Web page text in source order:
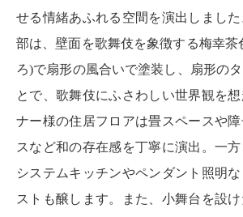
せる情緒あふれる空間を演出しまし
部は、壁面を歌舞伎を象徴する梅幸茶
ろ)で扇形の風合いで塗装し、扇形の
とで、歌舞伎にふさわしい世界観を
ナー様の住居フロアは畳スペースや
スなど和の存在感を丁寧に演出。一
システムキッチンやペンダント照明
ストも醸します。また、小舞台を設